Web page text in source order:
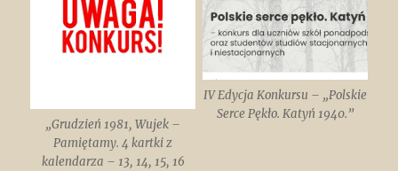
„Grudzień 1981, Wujek –
Pamiętamy. 4 kartki z
kalendarza – 13, 14, 15, 16
IV Edycja Konkursu – „Polskie
Serce Pękło. Katyń 1940.”